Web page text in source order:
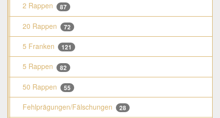
2 Rappen 87
20 Rappen 72
5 Franken 121
5 Rappen 82
50 Rappen 55
Fehlprägungen/Fälschungen 28